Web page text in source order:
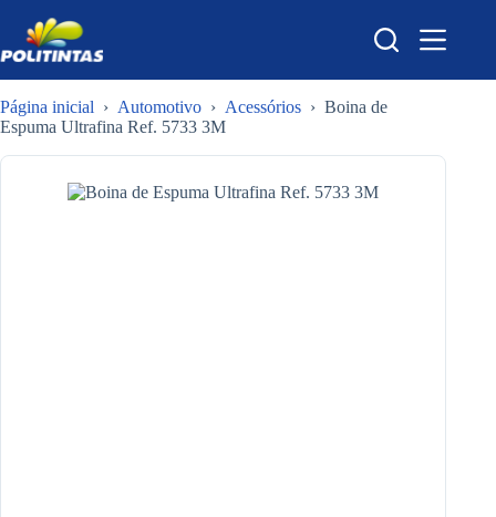
para
o
conteúdo
Página inicial › Automotivo › Acessórios › Boina de
Espuma Ultrafina Ref. 5733 3M